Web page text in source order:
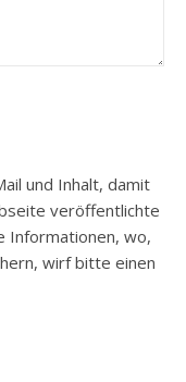
und Inhalt, damit
veröffentlichte
Informationen, wo,
wirf bitte einen